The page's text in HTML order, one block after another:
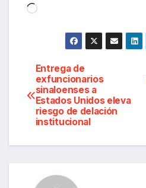
Cargando...
Navegación
de
entradas
Entrega de
exfuncionarios
sinaloenses a
Estados Unidos eleva
riesgo de delación
institucional